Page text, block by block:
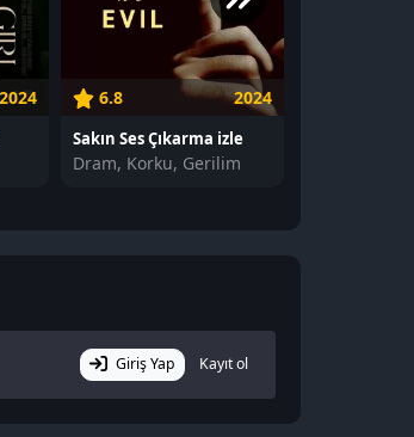
2024 6.8 2024
Sakın Ses Çıkarma izle
Dram, Korku, Gerilim
Giriş Yap Kayıt ol